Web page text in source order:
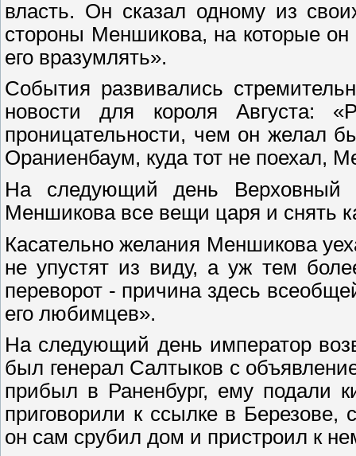
власть. Он сказал одному из
стороны Меншикова, на которые
его вразумлять».
События развивались
новости для короля Августа:
проницательности, чем он желал
Ораниенбаум, куда тот не поехал,
На следующий день Верховный
Меншикова все вещи царя и снять
Касательно желания Меншикова
не упустят из виду, а уж тем
переворот - причина здесь
его любимцев».
На следующий день император
был генерал Салтыков с
прибыл в Раненбург, ему подали
приговорили к ссылке в
он сам срубил дом и пристроил к